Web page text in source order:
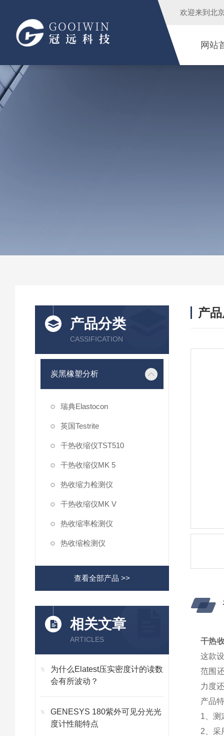
欢迎来到 北
网站
产品分类
CASSIFICATION
炭黑橡塑分析
瑞典Elastocon
英国Testrite
干热收缩仪TST510
干热收缩仪MK 5
热收缩力检测仪
干热收缩仪MK V
热收缩率检测仪
热收缩检测仪
查看全部产品 >>
相关文章
ARTICLES
为什么Elatest压实密度计的读数
会有所波动？
GENESYS 180紫外可见分光光
度计性能特点
产
干热
这款
范围
力度
产品
1、测
2、采